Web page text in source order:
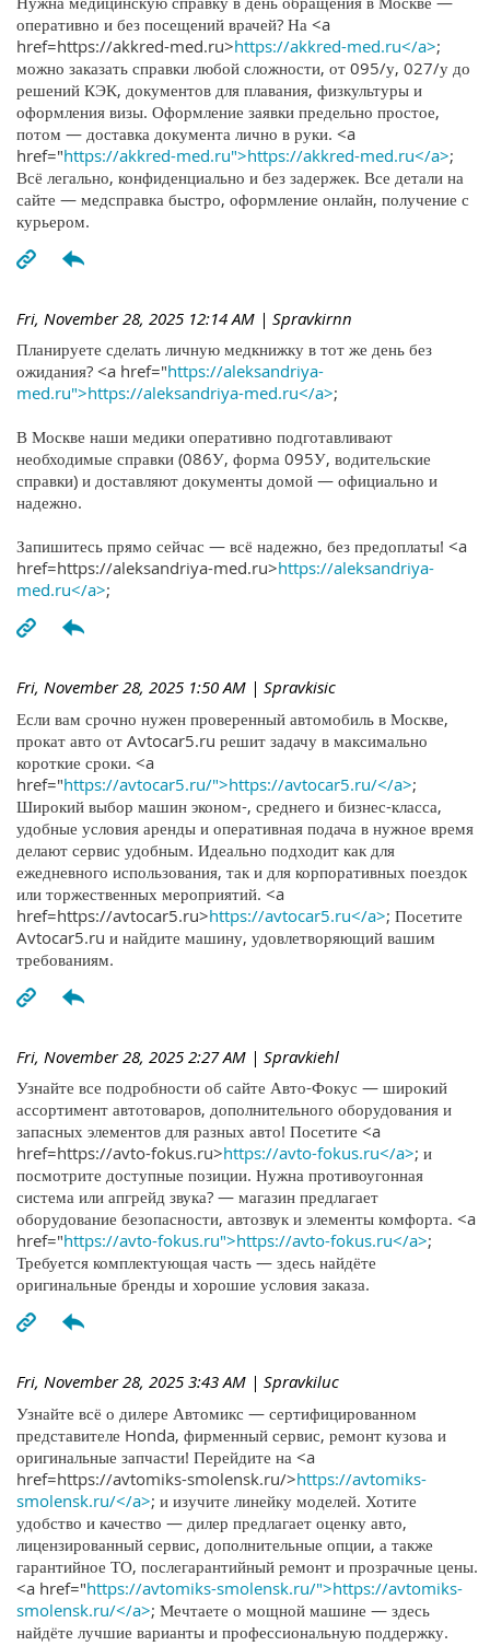
оперативно и без посещений врачей? На <a
href=https://akkred-med.ru>https://akkred-med.ru</a>;
можно заказать справки любой сложности, от 095/у, 027/у до
решений КЭК, документов для плавания, физкультуры и
оформления визы. Оформление заявки предельно простое,
потом — доставка документа лично в руки. <a
href="https://akkred-med.ru">https://akkred-med.ru</a>;
Всё легально, конфиденциально и без задержек. Все детали на
сайте — медсправка быстро, оформление онлайн, получение с
курьером.
Fri, November 28, 2025 12:14 AM | Spravkirnn
Планируете сделать личную медкнижку в тот же день без
ожидания? <a href="https://aleksandriya-
med.ru">https://aleksandriya-med.ru</a>;
В Москве наши медики оперативно подготавливают
необходимые справки (086У, форма 095У, водительские
справки) и доставляют документы домой — официально и
надежно.
Запишитесь прямо сейчас — всё надежно, без предоплаты! <a
href=https://aleksandriya-med.ru>https://aleksandriya-
med.ru</a>;
Fri, November 28, 2025 1:50 AM | Spravkisic
Если вам срочно нужен проверенный автомобиль в Москве,
прокат авто от Avtocar5.ru решит задачу в максимально
короткие сроки. <a
href="https://avtocar5.ru/">https://avtocar5.ru/</a>;
Широкий выбор машин эконом-, среднего и бизнес-класса,
удобные условия аренды и оперативная подача в нужное время
делают сервис удобным. Идеально подходит как для
ежедневного использования, так и для корпоративных поездок
или торжественных мероприятий. <a
href=https://avtocar5.ru>https://avtocar5.ru</a>; Посетите
Avtocar5.ru и найдите машину, удовлетворяющий вашим
требованиям.
Fri, November 28, 2025 2:27 AM | Spravkiehl
Узнайте все подробности об сайте Авто-Фокус — широкий
ассортимент автотоваров, дополнительного оборудования и
запасных элементов для разных авто! Посетите <a
href=https://avto-fokus.ru>https://avto-fokus.ru</a>; и
посмотрите доступные позиции. Нужна противоугонная
система или апгрейд звука? — магазин предлагает
оборудование безопасности, автозвук и элементы комфорта. <a
href="https://avto-fokus.ru">https://avto-fokus.ru</a>;
Требуется комплектующая часть — здесь найдёте
оригинальные бренды и хорошие условия заказа.
Fri, November 28, 2025 3:43 AM | Spravkiluc
Узнайте всё о дилере Автомикс — сертифицированном
представителе Honda, фирменный сервис, ремонт кузова и
оригинальные запчасти! Перейдите на <a
href=https://avtomiks-smolensk.ru/>https://avtomiks-
smolensk.ru/</a>; и изучите линейку моделей. Хотите
удобство и качество — дилер предлагает оценку авто,
лицензированный сервис, дополнительные опции, а также
гарантийное ТО, послегарантийный ремонт и прозрачные цены.
<a href="https://avtomiks-smolensk.ru/">https://avtomiks-
smolensk.ru/</a>; Мечтаете о мощной машине — здесь
найдёте лучшие варианты и профессиональную поддержку.